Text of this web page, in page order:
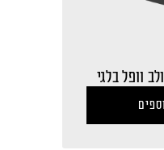
וופל בלגי